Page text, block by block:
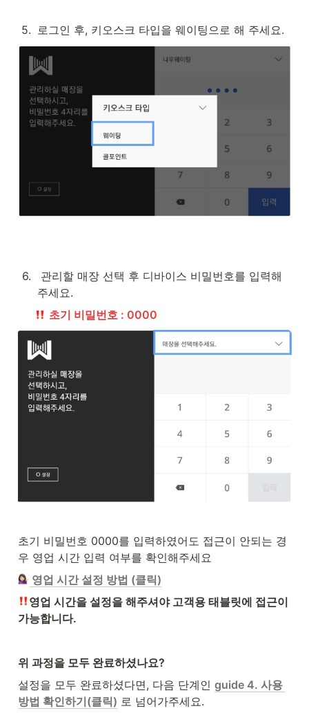
5. 로그인 후, 키오스크 타입을 웨이팅으로 해 주세요.
6.
주세요.
초기 비밀번호 : 0000
초기 비밀번호 0000를 입력하였어도 접근이 안되는 경
우 영업 시간 입력 여부를 확인해주세요
영업 시간 설정 방법 (클릭)
영업 시간을 설정을 해주셔야 고객용 태블릿에 접근이
가능합니다.
위 과정을 모두 완료하셨나요?
설정을 모두 완료하셨다면, 다음 단계인 guide 4. 사용
방법 확인하기(클릭) 로 넘어가주세요.